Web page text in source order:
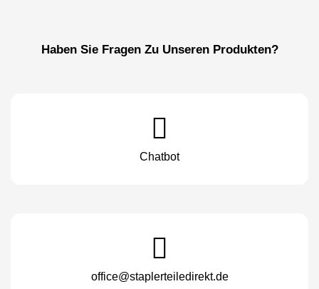
Haben Sie Fragen Zu Unseren Produkten?
Chatbot
office@staplerteiledirekt.de